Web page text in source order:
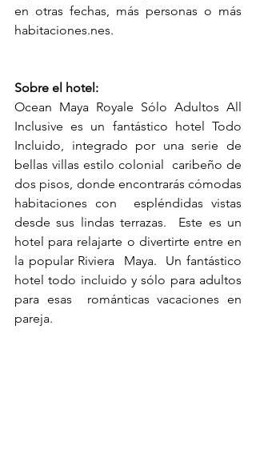
en otras fechas, más personas o más
habitaciones.nes.
Sobre el hotel:
Ocean Maya Royale Sólo Adultos All
Inclusive es un fantástico hotel Todo
Incluido, integrado por una serie de
bellas villas estilo colonial  caribeño de
dos pisos, donde encontrarás cómodas
habitaciones con  espléndidas vistas
desde sus lindas terrazas.  Este es un
hotel para relajarte o divertirte entre en
la popular Riviera  Maya.  Un fantástico
hotel todo incluido y sólo para adultos
para esas  románticas vacaciones en
pareja.